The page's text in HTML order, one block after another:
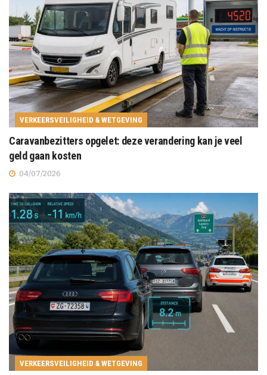
VERKEERSVEILIGHEID & WETGEVING
Caravanbezitters opgelet: deze verandering kan je veel
geld gaan kosten
04/07/2026
VERKEERSVEILIGHEID & WETGEVING